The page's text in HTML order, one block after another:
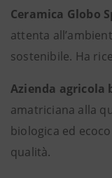
Ceramica Globo
attenta
sostenibile. Ha
Azienda agricola
amatriciana alla
biologica ed
qualità.